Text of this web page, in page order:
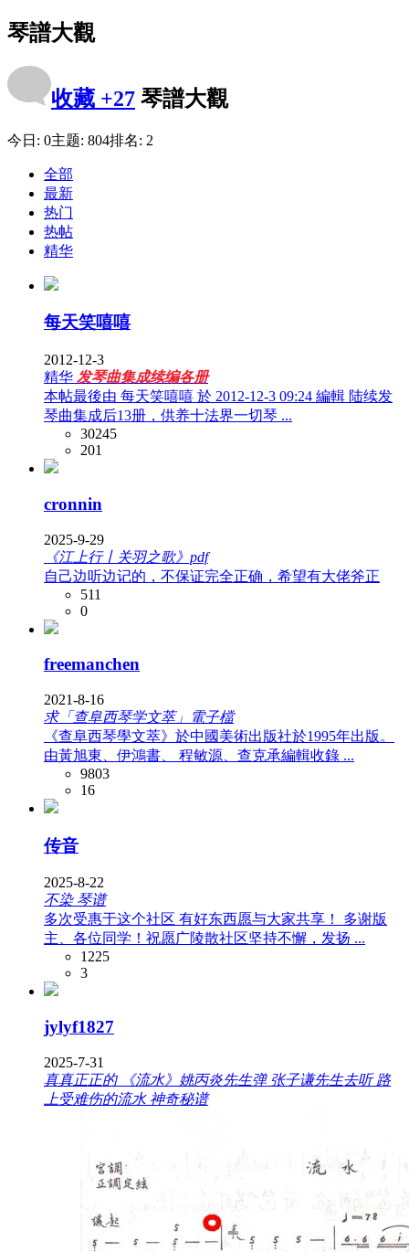
琴譜大觀
收藏 +27 琴譜大觀
今日: 0主题: 804排名: 2
全部
最新
热门
热帖
精华
每天笑嘻嘻
2012-12-3
精华 发琴曲集成续编各册
本帖最後由 每天笑嘻嘻 於 2012-12-3 09:24 編輯 陆续发
琴曲集成后13册，供养十法界一切琴 ...
30245
201
cronnin
2025-9-29
《江上行丨关羽之歌》pdf
自己边听边记的，不保证完全正确，希望有大佬斧正
511
0
freemanchen
2021-8-16
求「查阜西琴学文萃」電子檔
《查阜西琴學文萃》於中國美術出版社於1995年出版。
由黃旭東、伊鴻書、 程敏源、查克承編輯收錄 ...
9803
16
传音
2025-8-22
不染 琴谱
多次受惠于这个社区 有好东西愿与大家共享！ 多谢版
主、各位同学！祝愿广陵散社区坚持不懈，发扬 ...
1225
3
jylyf1827
2025-7-31
真真正正的 《流水》姚丙炎先生弹 张子谦先生去听 路
上受难伤的流水 神奇秘谱